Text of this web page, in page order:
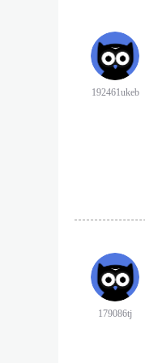
192461ukeb
179086tj